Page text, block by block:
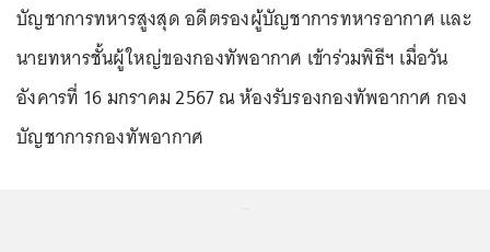
บัญชาการทหารสูงสุด อดีตรองผู้บัญชาการทหารอากาศ และ
นายทหารชั้นผู้ใหญ่ของกองทัพอากาศ เข้าร่วมพิธีฯ เมื่อวัน
อังคารที่ 16 มกราคม 2567 ณ ห้องรับรองกองทัพอากาศ กอง
บัญชาการกองทัพอากาศ